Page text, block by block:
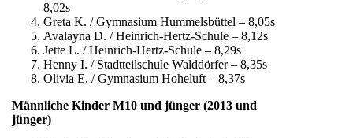
8,02s
Greta K. / Gymnasium Hummelsbüttel – 8,05s
Avalayna D. / Heinrich-Hertz-Schule – 8,12s
Jette L. / Heinrich-Hertz-Schule – 8,29s
Henny I. / Stadtteilschule Walddörfer – 8,35s
Olivia E. / Gymnasium Hoheluft – 8,37s
Männliche Kinder M10 und jünger (2013 und
jünger)